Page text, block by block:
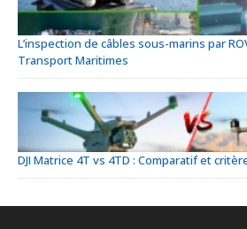
L’inspection de câbles sous-marins par
Transport Maritimes
DJI Matrice 4T vs 4TD : Comparatif et